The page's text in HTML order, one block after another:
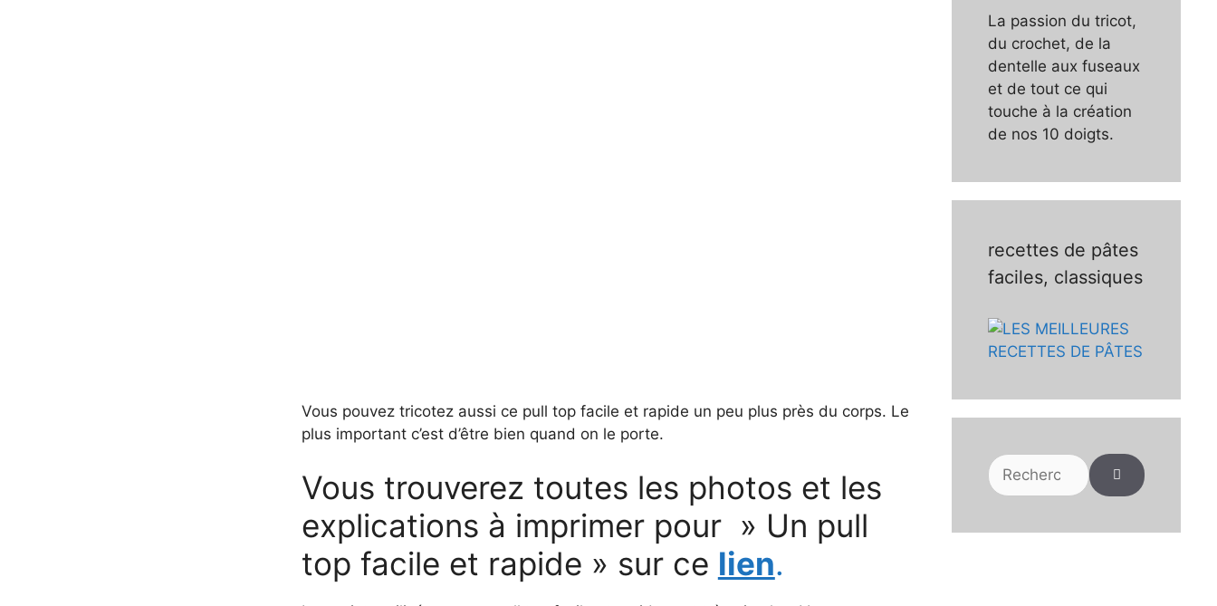
Vous pouvez tricotez aussi ce pull top facile et rapide un peu plus près du corps. Le
plus important c’est d’être bien quand on le porte.
Vous trouverez toutes les photos et les
explications à imprimer pour » Un pull
top facile et rapide » sur ce lien.
La passion du tricot,
du crochet, de la
dentelle aux fuseaux
et de tout ce qui
touche à la création
de nos 10 doigts.
recettes de pâtes
faciles, classiques
Rechercher :